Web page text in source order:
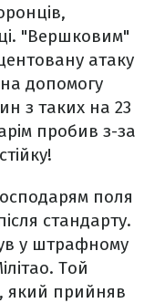
"Вершковим"
атаку
допомогу
з таких на 23
пробив з-за
поля
стандарту.
у штрафному
Той
який прийняв